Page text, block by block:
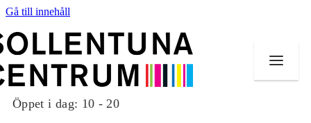
Gå till innehåll
Öppet i dag: 10 - 20